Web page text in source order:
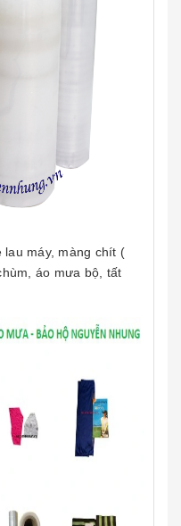
lau máy, màng chít (
áo mưa bộ, tất